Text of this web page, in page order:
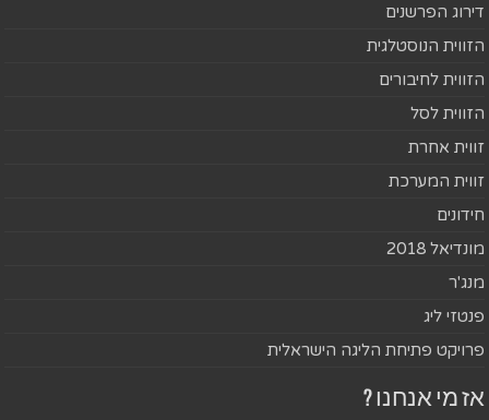
דירוג הפרשנים
הזווית הנוסטלגית
הזווית לחיבורים
הזווית לסל
זווית אחרת
זווית המערכת
חידונים
מונדיאל 2018
מנג'ר
פנטזי ליג
פרויקט פתיחת הליגה הישראלית
אז מי אנחנו ?